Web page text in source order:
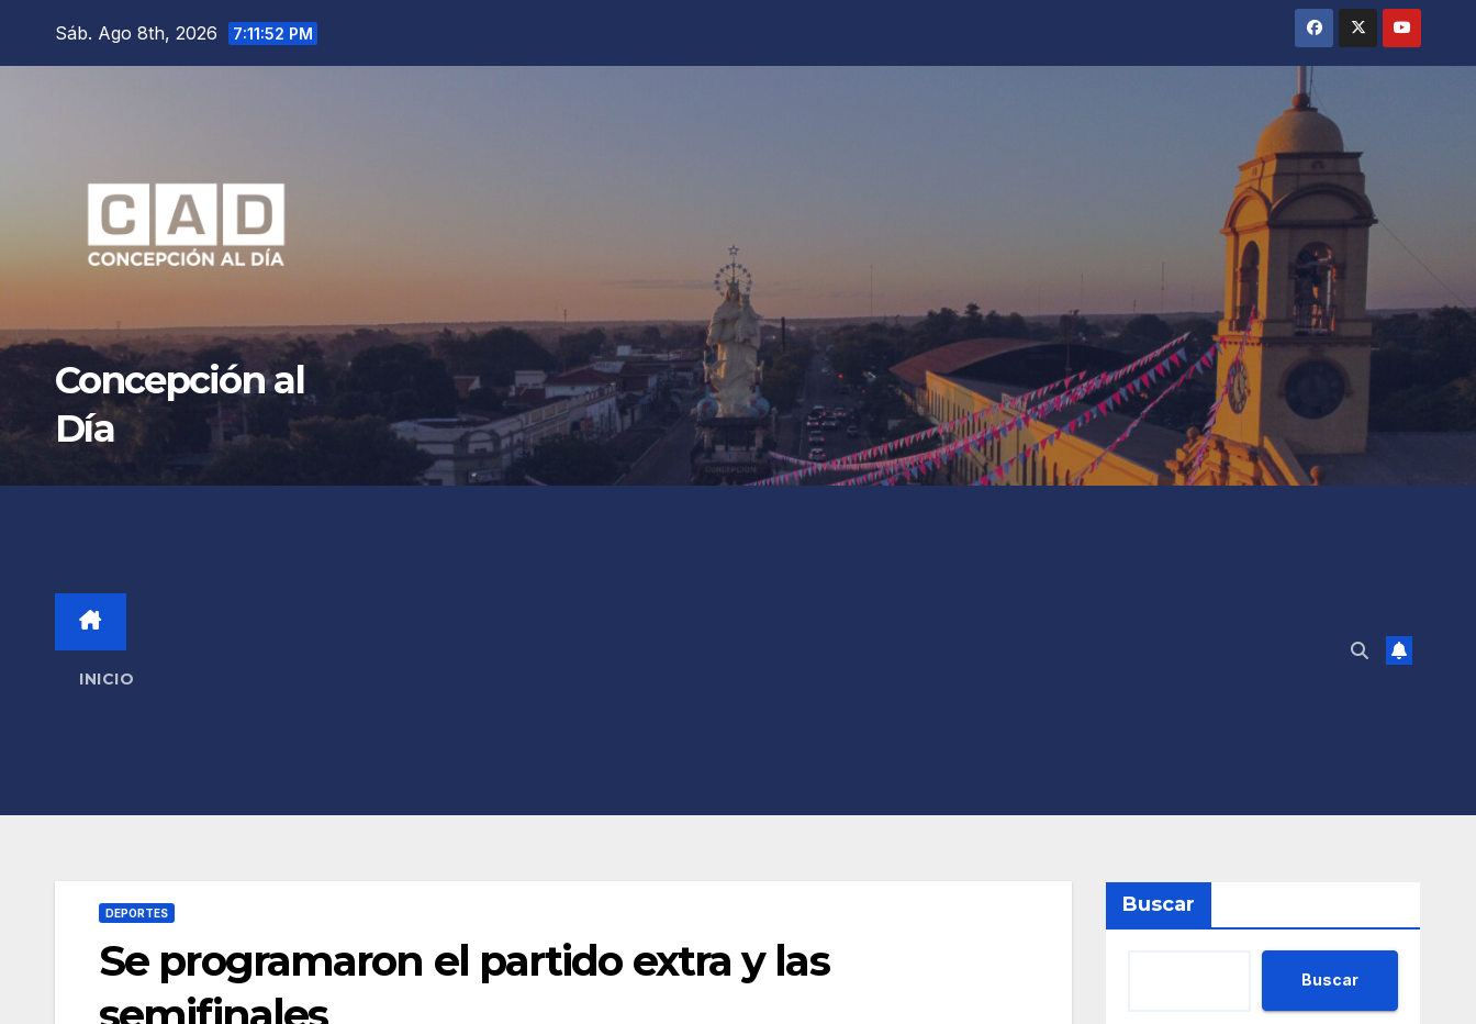
Sáb. Ago 8th, 2026 7:11:54 PM
Concepción al
Día
INICIO
DEPORTES
Se programaron el partido extra y las
Buscar
Buscar